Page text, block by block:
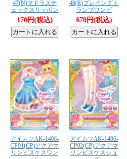
47(N)マドラスチ
ェックスリッポン
170円(税込)
48(R)プレイングト
ランプワンピ
670円(税込)
アイカツAK-1406-
CP01(CP)アクアマ
リンピスケスワン
アイカツAK-1406-
CP02(CP)アクアマ
リンピスケスシュ